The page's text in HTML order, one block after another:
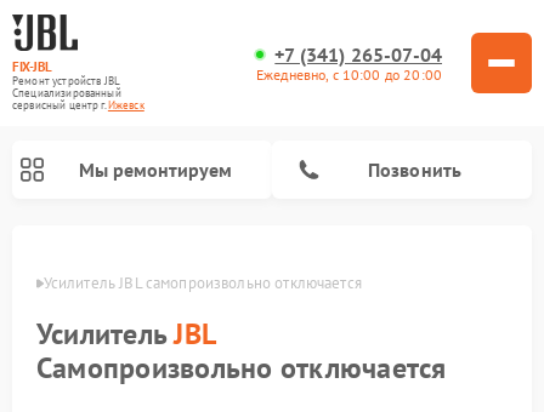
FIX-JBL
Ремонт устройств JBL
Специализированный
cервисный центр г.Ижевск
+7 (341) 265-07-04
Ежедневно, с 10:00 до 20:00
Мы ремонтируем Позвонить
Усилитель JBL самопроизвольно отключается
УсилительJBL
Самопроизвольно отключается